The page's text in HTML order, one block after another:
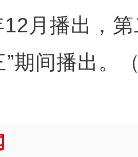
月播出，
”期间播出。